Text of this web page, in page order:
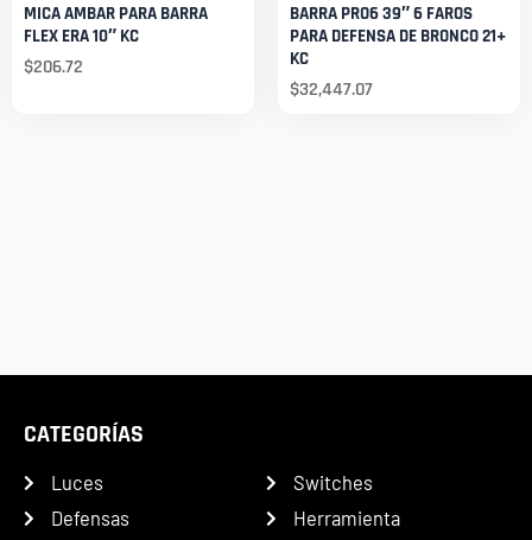
MICA AMBAR PARA BARRA
FLEX ERA 10″ KC
$206.72
BARRA PRO6 39″ 6 FAROS
PARA DEFENSA DE BRONCO 21+
KC
$32,447.07
CATEGORÍAS
Luces
Defensas
Switches
Herramienta